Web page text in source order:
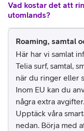
Vad kostar det att
utomlands?
Roaming, samtal
Här har vi samlat
Telia surf, samtal,
när du ringer eller
Inom EU kan du
några extra
Upptäck våra
nedan. Börja med